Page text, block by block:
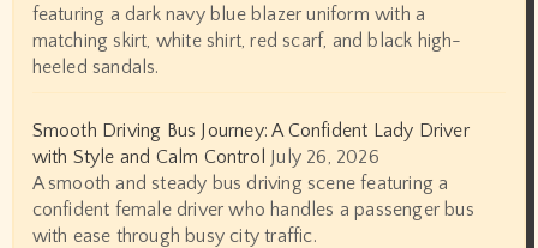
featuring a dark navy blue blazer uniform with a
matching skirt, white shirt, red scarf, and black high-
heeled sandals.
Smooth Driving Bus Journey: A Confident Lady Driver
with Style and Calm Control July 26, 2026
A smooth and steady bus driving scene featuring a
confident female driver who handles a passenger bus
with ease through busy city traffic.